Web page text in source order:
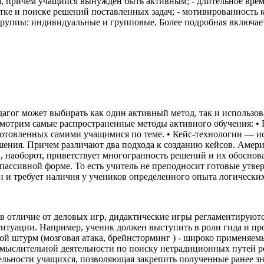
и поиске решений поставленных задач; -
индивидуальные и групповые. Более подробная
может выбирать как один активный метод, так и
самые распространенные методы активного обучения:
самими учащимися по теме. • Кейс-технологии —
Причем различают два подхода к созданию кейсов.
приветствует многогранность решений и их
форме. То есть учитель не преподносит готовые
требует наличия у учеников определенного опыта
от деловых игр, дидактические игры
Например, ученик должен выступить в роли гида и
штурм (мозговая атака, брейнсторминг ) - широко
деятельности по поиску нетрадиционных
учащихся, позволяющая закрепить полученные